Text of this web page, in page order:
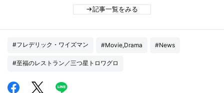
記事一覧をみる
#フレデリック・ワイズマン #Movie,Drama #News
#至福のレストラン／​​三つ星トロワグロ